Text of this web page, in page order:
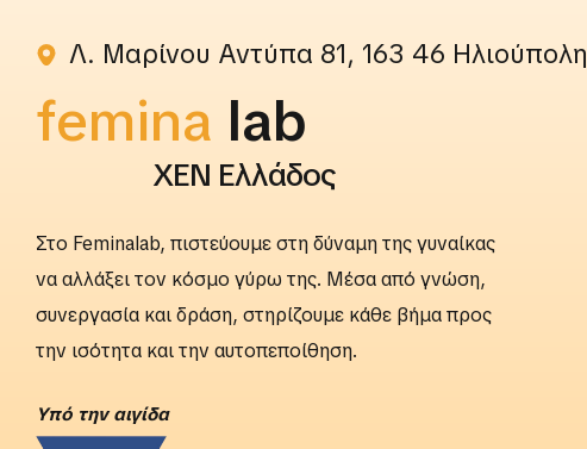
Λ. Μαρίνου Αντύπα 81, 163 46 Ηλιούπολη
femina lab
rightslab
ΧΕΝ Ελλάδος
Στο Feminalab, πιστεύουμε στη δύναμη της γυναίκας
να αλλάξει τον κόσμο γύρω της. Μέσα από γνώση,
συνεργασία και δράση, στηρίζουμε κάθε βήμα προς
την ισότητα και την αυτοπεποίθηση.
Yπό την αιγίδα